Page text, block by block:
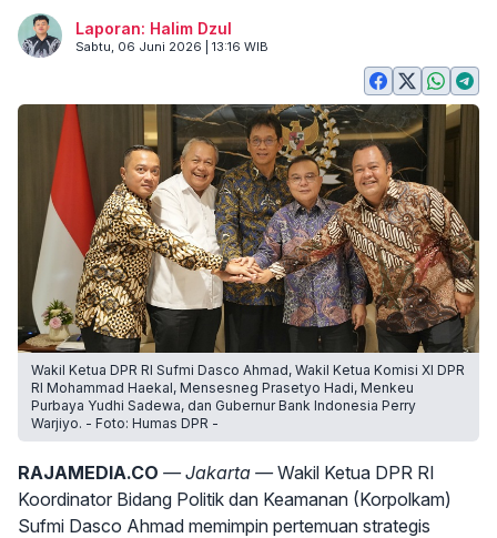
Laporan: Halim Dzul
Sabtu, 06 Juni 2026 | 13:16 WIB
Wakil Ketua DPR RI Sufmi Dasco Ahmad, Wakil Ketua Komisi XI DPR
RI Mohammad Haekal, Mensesneg Prasetyo Hadi, Menkeu
Purbaya Yudhi Sadewa, dan Gubernur Bank Indonesia Perry
Warjiyo. - Foto: Humas DPR -
RAJAMEDIA.CO — Jakarta —Wakil Ketua DPR RI
Koordinator Bidang Politik dan Keamanan (Korpolkam)
Sufmi Dasco Ahmad memimpin pertemuan strategis